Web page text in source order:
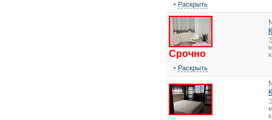
Раскрыть
Срочно
Раскрыть